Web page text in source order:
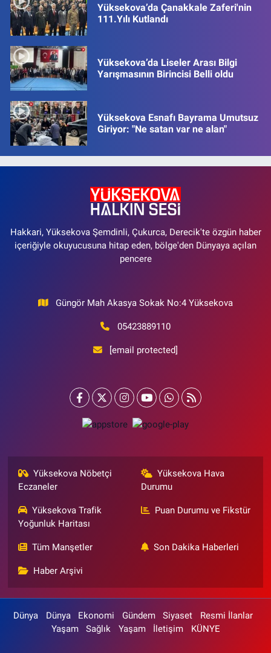
Yüksekova’da Çanakkale Zaferi'nin
111.Yılı Kutlandı
Yüksekova’da Liseler Arası Bilgi
Yarışmasının Birincisi Belli oldu
Yüksekova Esnafı Bayrama Umutsuz
Giriyor: "Ne satan var ne alan"
Hakkari, Yüksekova Şemdinli, Çukurca, Derecik'te özgün haber
içeriğiyle okuyucusuna hitap eden, bölge'den Dünyaya açılan
pencere
Güngör Mah Akasya Sokak No:4 Yüksekova
05423889110
[email protected]
Yüksekova Nöbetçi
Eczaneler
Yüksekova Hava
Durumu
Yüksekova Trafik
Yoğunluk Haritası
Puan Durumu ve Fikstür
Tüm Manşetler Son Dakika Haberleri
Haber Arşivi
Dünya Dünya Ekonomi Gündem Siyaset
Resmi İlanlar
Yaşam
Sağlık Yaşam İletişim KÜNYE